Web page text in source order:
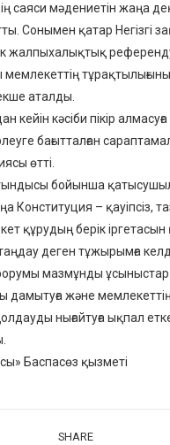
саяси мәдениетін жаңа
Сонымен қатар Негізгі
жалпыхалықтық
мемлекеттің
аталды.
кейін кәсіби пікір
бағытталған
өтті.
бойынша
Конституция – қауіпсіз,
құрудың берік
деген тұжырымға
мазмұнды ұсыныстар
дамытуға және
нығайтуға ықпал
Баспасөз қызметі
SHARE